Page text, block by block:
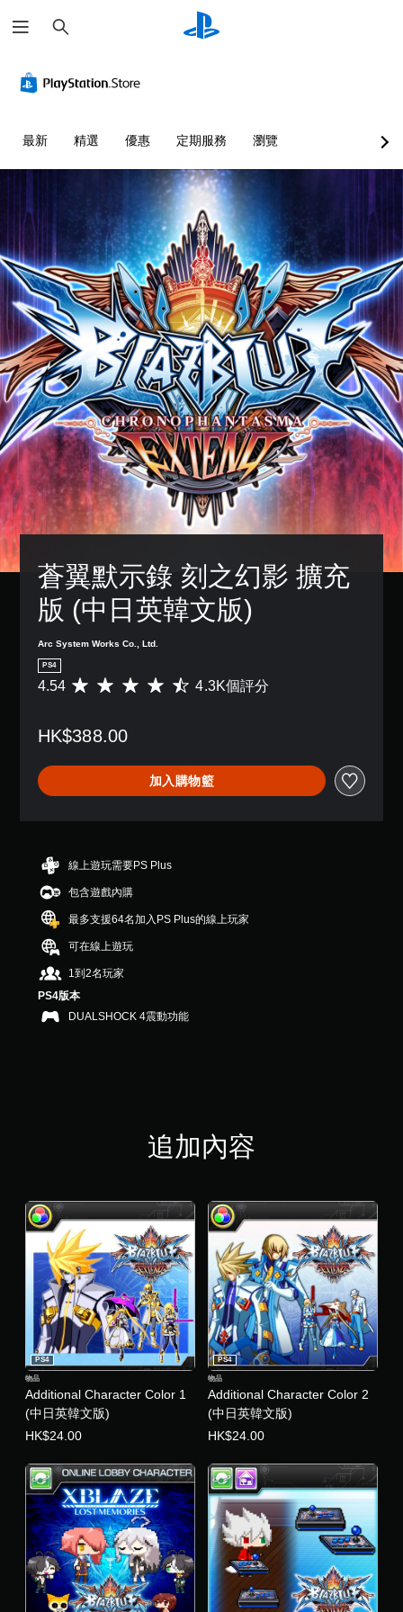
尋
最新 精選 優惠 定期服務 瀏覽
蒼翼默示錄 刻之幻影 擴充
版 (中日英韓文版)
Arc System Works Co., Ltd.
PS4
平
分
4
.
（
分
5
星
，
共
4
4.54 4.3K個評分
HK$388.00
加入購物籃
線上遊玩需要PS Plus
包含遊戲內購
最多支援64名加入PS Plus的線上玩家
可在線上遊玩
1到2名玩家
PS4版本
DUALSHOCK 4震動功能
追加內容
Additional Character Color 1
(中日英韓文版)
PS4
物品
HK$24.00
Additional Character Color 2
(中日英韓文版)
PS4
物品
HK$24.00